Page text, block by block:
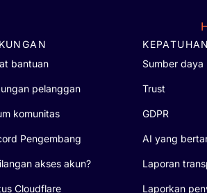
Bonaire, Sint Eustatius
Bosnia dan Herzegovina
Brasil
Britania Raya
Brunei Darussalam
bantuan
pelanggan
komunitas
Pengembang
akses akun?
Cloudflare
Sumber
Trust
GDPR
AI yang
Laporan
Laporkan